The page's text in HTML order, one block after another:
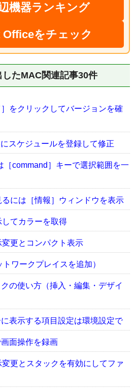
機器ランキング
をチェック
たMAC関連記事30件
］をクリックしてバージョンを確
スケジュールを登録して修正
［command］キーで選択範囲を一
には［情報］ウィンドウを表示
てカラーを取得
更とコンパクト表示
ワークプレイスを追加）
の使い方（挿入・編集・デザイ
表示する項目設定は環境設定で
面操作を録画
更とスタックを有効にしてファ